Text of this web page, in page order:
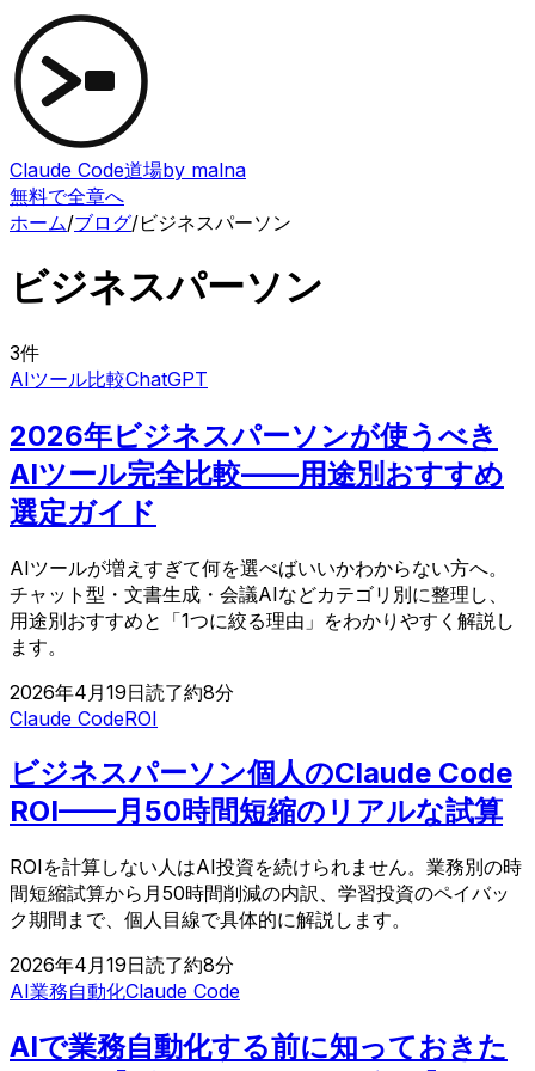
Claude Code道場by malna
無料で全章へ
ホーム/ブログ/ビジネスパーソン
ビジネスパーソン
3件
AIツール比較ChatGPT
2026年ビジネスパーソンが使うべき
AIツール完全比較——用途別おすすめ
選定ガイド
AIツールが増えすぎて何を選べばいいかわからない方へ。
チャット型・文書生成・会議AIなどカテゴリ別に整理し、
用途別おすすめと「1つに絞る理由」をわかりやすく解説し
ます。
2026年4月19日読了約8分
Claude CodeROI
ビジネスパーソン個人のClaude Code
ROI——月50時間短縮のリアルな試算
ROIを計算しない人はAI投資を続けられません。業務別の時
間短縮試算から月50時間削減の内訳、学習投資のペイバッ
ク期間まで、個人目線で具体的に解説します。
2026年4月19日読了約8分
AI業務自動化Claude Code
AIで業務自動化する前に知っておきた